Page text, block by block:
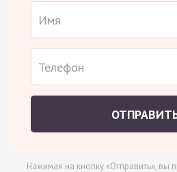
Нажимая на кнопку «Отправить», вы